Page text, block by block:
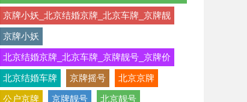
京牌小妖_北京结婚京牌_北京车牌_京牌靓
京牌小妖
北京结婚京牌_北京车牌_京牌靓号_京牌价
北京结婚车牌 京牌摇号 北京京牌
公户京牌 京牌靓号 北京靓号